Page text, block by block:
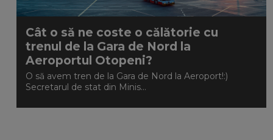
Cât o să ne coste o călătorie cu
trenul de la Gara de Nord la
Aeroportul Otopeni?
O să avem tren de la Gara de Nord la Aeroport!:)
Secretarul de stat din Minis...